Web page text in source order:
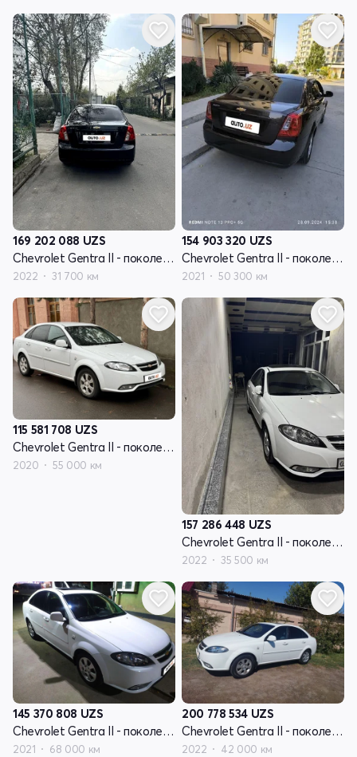
169 202 088 UZS
Chevrolet Gentra II - поколение
2022 31 700 км
154 903 320 UZS
Chevrolet Gentra II - поколение
2021 50 300 км
115 581 708 UZS
Chevrolet Gentra II - поколение
2020 55 000 км
157 286 448 UZS
Chevrolet Gentra II - поколение
2022 35 500 км
145 370 808 UZS
Chevrolet Gentra II - поколение
2021 68 000 км
200 778 534 UZS
Chevrolet Gentra II - поколение
2022 42 000 км